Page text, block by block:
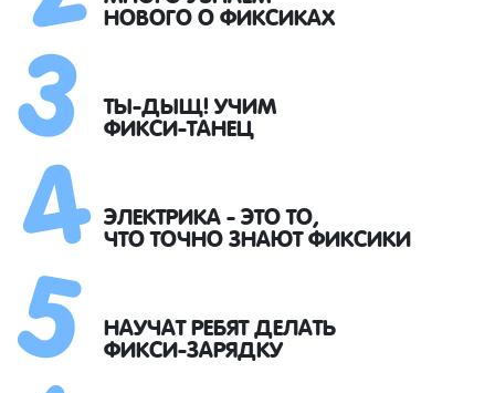
НОВОГО О ФИКСИКАХ
ТЫ-ДЫЩ! УЧИМ
ФИКСИ-ТАНЕЦ
ЭЛЕКТРИКА - ЭТО ТО,
ЧТО ТОЧНО ЗНАЮТ ФИКСИКИ
НАУЧАТ РЕБЯТ ДЕЛАТЬ
ФИКСИ-ЗАРЯДКУ